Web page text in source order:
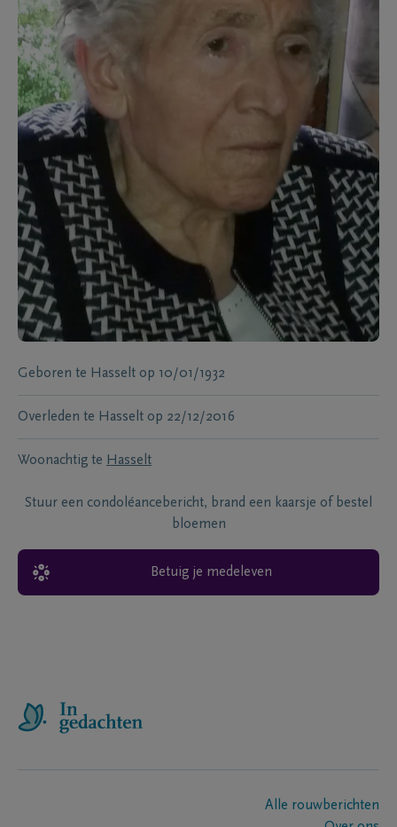
Geboren te Hasselt op 10/01/1932
Overleden te Hasselt op 22/12/2016
Woonachtig te Hasselt
Stuur een condoléancebericht, brand een kaarsje of bestel
bloemen
Betuig je medeleven
Alle rouwberichten